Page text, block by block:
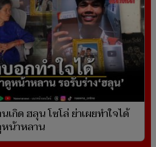
เกิด ฮลุน โซโล่ ย่าเผยทำใจได้
น้าหลาน